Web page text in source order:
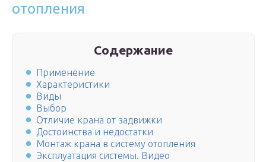
отопления
Содержание
Применение
Характеристики
Виды
Выбор
Отличие крана от задвижки
Достоинства и недостатки
Монтаж крана в систему отопления
Эксплуатация системы. Видео